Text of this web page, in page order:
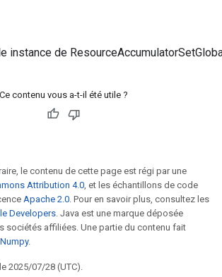
instance de
Ce contenu vous a-t-il été utile ?
le contenu de cette page est régi par une
Attribution 4.0, et les échantillons de code
Apache 2.0. Pour en savoir plus, consultez les
Developers. Java est une marque déposée
sociétés affiliées. Une partie du contenu fait
.
2025/07/28 (UTC).